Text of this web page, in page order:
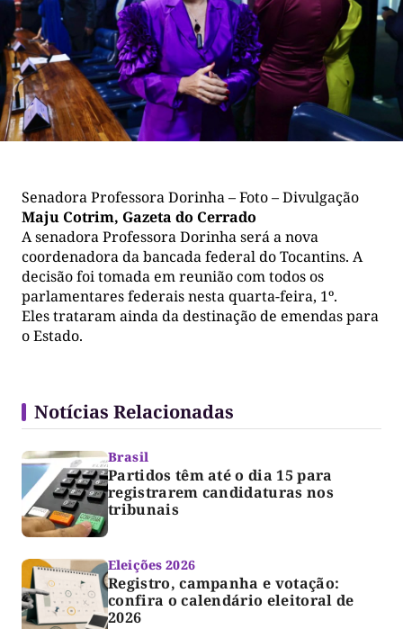
Senadora Professora Dorinha – Foto – Divulgação
Maju Cotrim, Gazeta do Cerrado
A senadora Professora Dorinha será a nova
coordenadora da bancada federal do Tocantins. A
decisão foi tomada em reunião com todos os
parlamentares federais nesta quarta-feira, 1º.
Eles trataram ainda da destinação de emendas para
o Estado.
Notícias Relacionadas
Brasil
Partidos têm até o dia 15 para
registrarem candidaturas nos
tribunais
Eleições 2026
Registro, campanha e votação:
confira o calendário eleitoral de
2026